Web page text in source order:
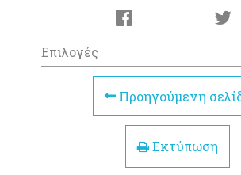
Επιλογές
Προηγούμενη
Εκτύπωση